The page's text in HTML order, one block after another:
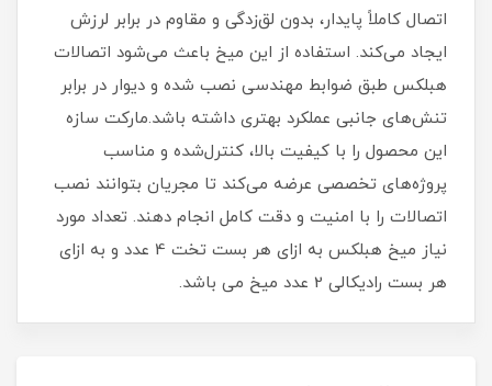
اتصال کاملاً پایدار، بدون لق‌زدگی و مقاوم در برابر لرزش
ایجاد می‌کند. استفاده از این میخ باعث می‌شود اتصالات
هبلکس طبق ضوابط مهندسی نصب شده و دیوار در برابر
تنش‌های جانبی عملکرد بهتری داشته باشد.مارکت سازه
این محصول را با کیفیت بالا، کنترل‌شده و مناسب
پروژه‌های تخصصی عرضه می‌کند تا مجریان بتوانند نصب
اتصالات را با امنیت و دقت کامل انجام دهند. تعداد مورد
نیاز میخ هبلکس به ازای هر بست تخت 4 عدد و به ازای
هر بست رادیکالی 2 عدد میخ می باشد.